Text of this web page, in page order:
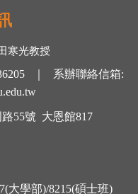
寒光教授
｜ 系辦聯絡信箱:
55號 大恩館817
大學部)/8215(碩士班)